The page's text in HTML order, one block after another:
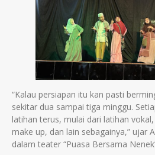
“Kalau persiapan itu kan pasti
sekitar dua sampai tiga minggu.
latihan terus, mulai dari latihan
make up, dan lain sebagainya,” ujar
dalam teater “Puasa Bersama